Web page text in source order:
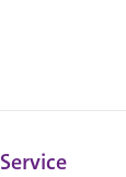
Service